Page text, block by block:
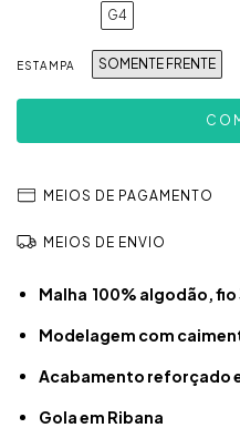
G4
ESTAMPA SOMENTE FRENTE
MEIOS DE PAGAMENTO
MEIOS DE ENVIO
Malha 100% algodão,
Modelagem com
Acabamento reforçado
Gola em Ribana